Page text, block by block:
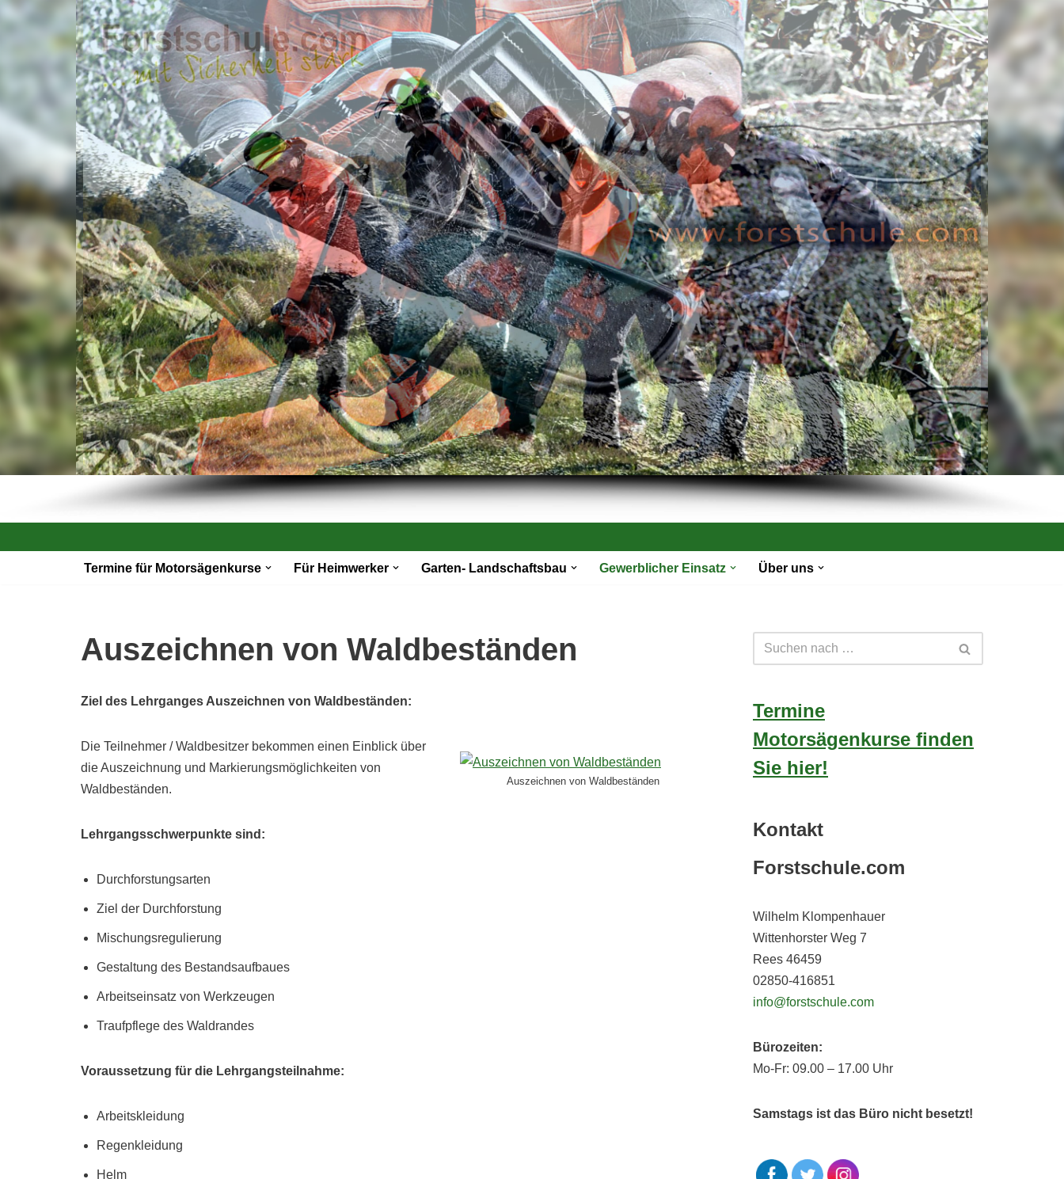
Termine für Motorsägenkurse Für Heimwerker Garten- Landschaftsbau Gewerblicher Einsatz Über uns
Auszeichnen von Waldbeständen
Ziel des Lehrganges Auszeichnen von Waldbeständen:
Auszeichnen von Waldbeständen
Die Teilnehmer / Waldbesitzer bekommen einen Einblick über
die Auszeichnung und Markierungsmöglichkeiten von
Waldbeständen.
Lehrgangsschwerpunkte sind:
Durchforstungsarten
Ziel der Durchforstung
Mischungsregulierung
Gestaltung des Bestandsaufbaues
Arbeitseinsatz von Werkzeugen
Traufpflege des Waldrandes
Voraussetzung für die Lehrgangsteilnahme:
Arbeitskleidung
Regenkleidung
Helm
Termine
Motorsägenkurse finden
Sie hier!
Kontakt
Forstschule.com
Wilhelm Klompenhauer
Wittenhorster Weg 7
Rees 46459
02850-416851
info@forstschule.com
Bürozeiten:
Mo-Fr: 09.00 – 17.00 Uhr
Samstags ist das Büro nicht besetzt!